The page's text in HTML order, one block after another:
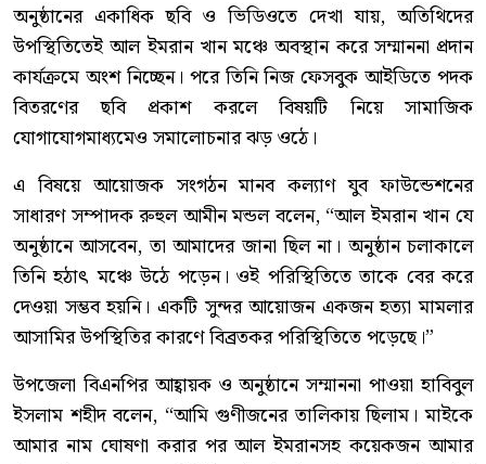
অনুষ্ঠানের একাধিক ছবি ও ভিডিওতে দেখা যায়, অতিথিদের
উপস্থিতিতেই আল ইমরান খান মঞ্চে অবস্থান করে সম্মাননা প্রদান
কার্যক্রমে অংশ নিচ্ছেন। পরে তিনি নিজ ফেসবুক আইডিতে পদক
বিতরণের ছবি প্রকাশ করলে বিষয়টি নিয়ে সামাজিক
যোগাযোগমাধ্যমেও সমালোচনার ঝড় ওঠে।
এ বিষয়ে আয়োজক সংগঠন মানব কল্যাণ যুব ফাউন্ডেশনের
সাধারণ সম্পাদক রুহুল আমীন মন্ডল বলেন, “আল ইমরান খান যে
অনুষ্ঠানে আসবেন, তা আমাদের জানা ছিল না। অনুষ্ঠান চলাকালে
তিনি হঠাৎ মঞ্চে উঠে পড়েন। ওই পরিস্থিতিতে তাকে বের করে
দেওয়া সম্ভব হয়নি। একটি সুন্দর আয়োজন একজন হত্যা মামলার
আসামির উপস্থিতির কারণে বিব্রতকর পরিস্থিতিতে পড়েছে।”
উপজেলা বিএনপির আহ্বায়ক ও অনুষ্ঠানে সম্মাননা পাওয়া হাবিবুল
ইসলাম শহীদ বলেন, “আমি গুণীজনের তালিকায় ছিলাম। মাইকে
আমার নাম ঘোষণা করার পর আল ইমরানসহ কয়েকজন আমার